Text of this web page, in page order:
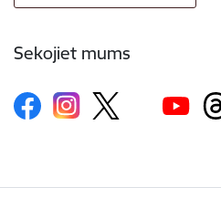
Sekojiet mums